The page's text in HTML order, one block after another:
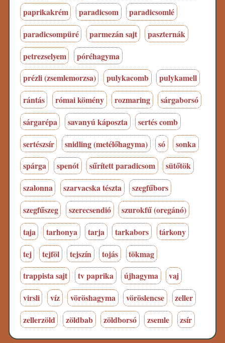
paprikakrém
paradicsom
paradicsomlé
paradicsompüré
parmezán sajt
paszternák
petrezselyem
póréhagyma
prézli (zsemlemorzsa)
pulykacomb
pulykamell
rántás
római kömény rozmaring
sárgaborsó
sárgarépa
savanyú káposzta
sertés comb
sertészsír
snidling (metélőhagyma) só
sonka
spárga
spenót sűrített paradicsom
sütőtök
szalonna
szarvacska tészta
szegfűbors
szegfűszeg
szerecsendió
szurokfű (oregánó)
taja
tarhonya tarja tarkabors
tárkony
tej
tejföl tejszín tojás
tökmag
trappista sajt
tv paprika újhagyma
vaj
virsli
víz vöröshagyma vöröslencse
zeller
zellerzöld
zöldbab zöldborsó zsemle zsír